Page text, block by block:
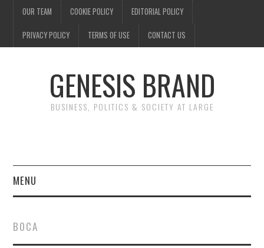
OUR TEAM COOKIE POLICY EDITORIAL POLICY
PRIVACY POLICY TERMS OF USE CONTACT US
GENESIS BRAND
BUSINESS, POLITICS & SOCIETY AT LARGE
MENU
FINANCE
BOCA